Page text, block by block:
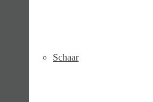
Schaar